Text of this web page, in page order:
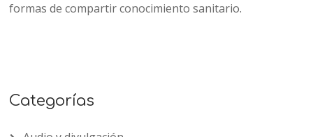
formas de compartir conocimiento sanitario.
Categorías